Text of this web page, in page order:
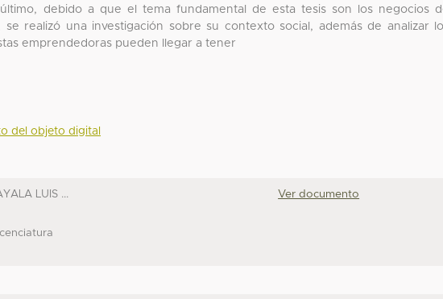
debido a que el tema fundamental de esta tesis son los negocios
realizó una investigación sobre su contexto social, además de analizar
emprendedoras pueden llegar a tener
del objeto digital
LUIS ...
Ver documento